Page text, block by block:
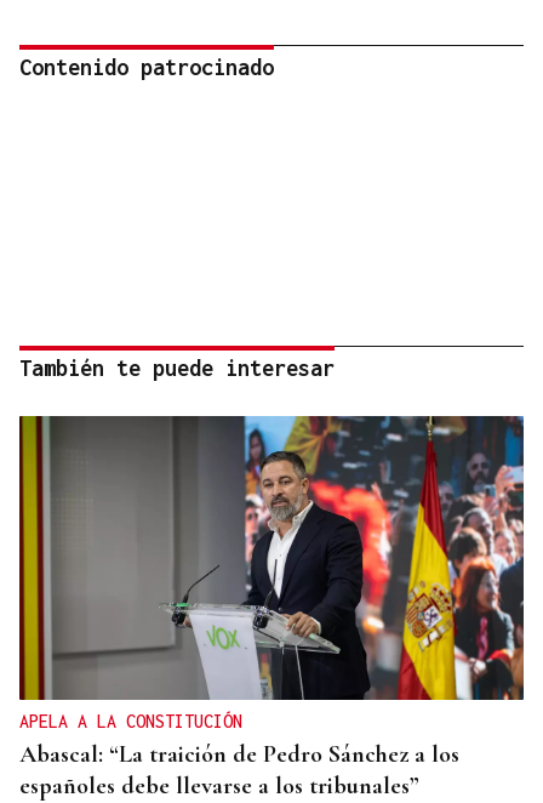
Contenido patrocinado
También te puede interesar
APELA A LA CONSTITUCIÓN
Abascal: “La traición de Pedro Sánchez a los
españoles debe llevarse a los tribunales”